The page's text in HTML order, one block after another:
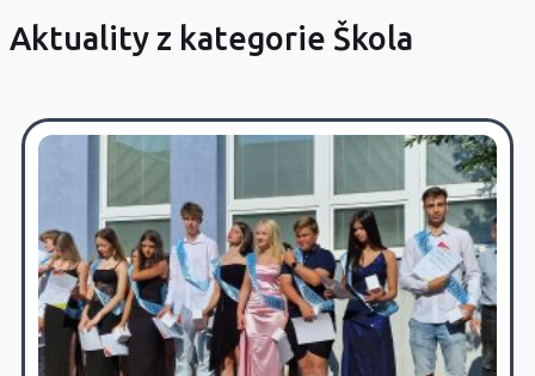
Aktuality z kategorie Škola